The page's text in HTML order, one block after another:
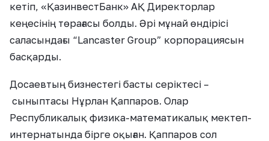
кетіп, «ҚазинвестБанк» АҚ Директорлар
кеңесінің төрағасы болды. Әрі мұнай өндірісі
саласындағы “Lancaster Group” корпорациясын
басқарды.
Досаевтың бизнестегі басты серіктесі –
сыныптасы Нұрлан Қаппаров. Олар
Республикалық физика-математикалық мектеп-
интернатында бірге оқыған. Қаппаров сол